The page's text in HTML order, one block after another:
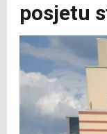
posjetu